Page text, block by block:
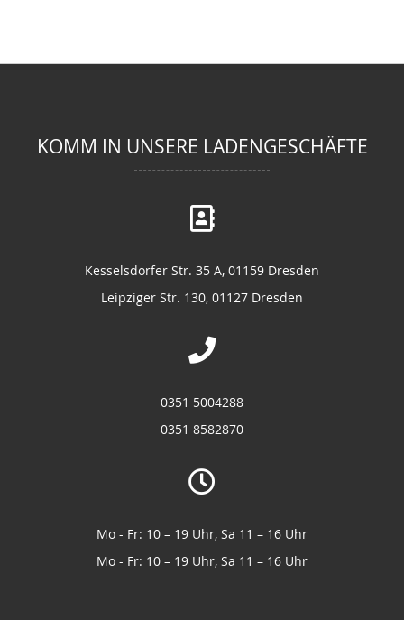
KOMM IN UNSERE LADENGESCHÄFTE
Kesselsdorfer Str. 35 A, 01159 Dresden
Leipziger Str. 130, 01127 Dresden
0351 5004288
0351 8582870
Mo - Fr: 10 – 19 Uhr, Sa 11 – 16 Uhr
Mo - Fr: 10 – 19 Uhr, Sa 11 – 16 Uhr